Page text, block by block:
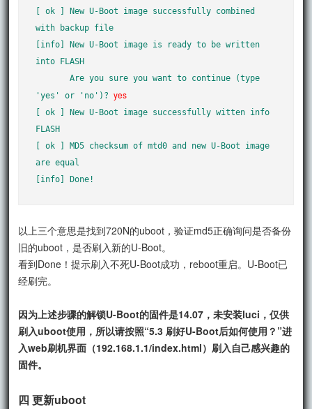
[ ok ] New U-Boot image successfully combined
with backup file
[info] New U-Boot image is ready to be written
into FLASH
       Are you sure you want to continue (type
'yes' or 'no')? yes
[ ok ] New U-Boot image successfully witten info
FLASH
[ ok ] MD5 checksum of mtd0 and new U-Boot image
are equal
以上三个意思是找到720N的uboot，验证md5正确询问是否备份
旧的uboot，是否刷入新的U-Boot。
看到Done！提示刷入不死U-Boot成功，reboot重启。U-Boot已
经刷完。
因为上述步骤的解锁U-Boot的固件是14.07，未安装luci，仅供
刷入uboot使用，所以请按照“5.3 刷好U-Boot后如何使用？”进
入web刷机界面（192.168.1.1/index.html）刷入自己感兴趣的
固件。
四 更新uboot